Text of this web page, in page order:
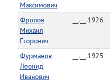
Максимович
Фролов
Михаил
Егорович
__.__.1926
Фурманов
Леонид
Иванович
__.__.1925